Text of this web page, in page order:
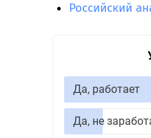
Российский
Да, работает
Да, не